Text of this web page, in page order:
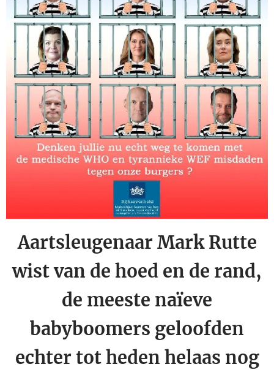
Aartsleugenaar Mark Rutte
wist van de hoed en de rand,
de meeste naïeve
babyboomers geloofden
echter tot heden helaas nog